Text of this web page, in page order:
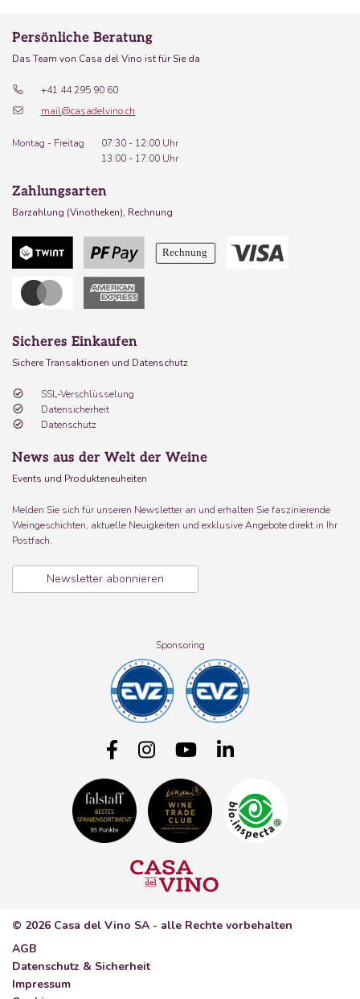
Persönliche Beratung
Das Team von Casa del Vino ist für Sie da
+41 44 295 90 60
mail@casadelvino.ch
Montag - Freitag
07:30 - 12:00 Uhr
13:00 - 17:00 Uhr
Zahlungsarten
Barzahlung (Vinotheken), Rechnung
Sicheres Einkaufen
Sichere Transaktionen und Datenschutz
SSL-Verschlüsselung
Datensicherheit
Datenschutz
News aus der Welt der Weine
Events und Produkteneuheiten
Melden Sie sich für unseren Newsletter an und erhalten Sie faszinierende
Weingeschichten, aktuelle Neuigkeiten und exklusive Angebote direkt in Ihr
Postfach.
Newsletter abonnieren
Sponsoring
© 2026 Casa del Vino SA - alle Rechte vorbehalten
AGB
Datenschutz & Sicherheit
Impressum